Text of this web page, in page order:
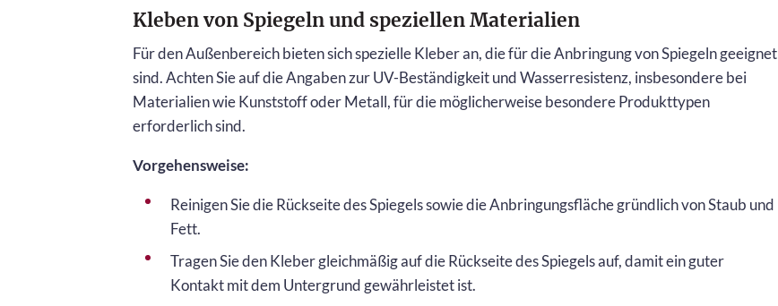
Kleben von Spiegeln und speziellen Materialien
Für den Außenbereich bieten sich spezielle Kleber an, die für die Anbringung von Spiegeln geeignet
sind. Achten Sie auf die Angaben zur UV-Beständigkeit und Wasserresistenz, insbesondere bei
Materialien wie Kunststoff oder Metall, für die möglicherweise besondere Produkttypen
erforderlich sind.
Vorgehensweise:
Reinigen Sie die Rückseite des Spiegels sowie die Anbringungsfläche gründlich von Staub und
Fett.
Tragen Sie den Kleber gleichmäßig auf die Rückseite des Spiegels auf, damit ein guter
Kontakt mit dem Untergrund gewährleistet ist.